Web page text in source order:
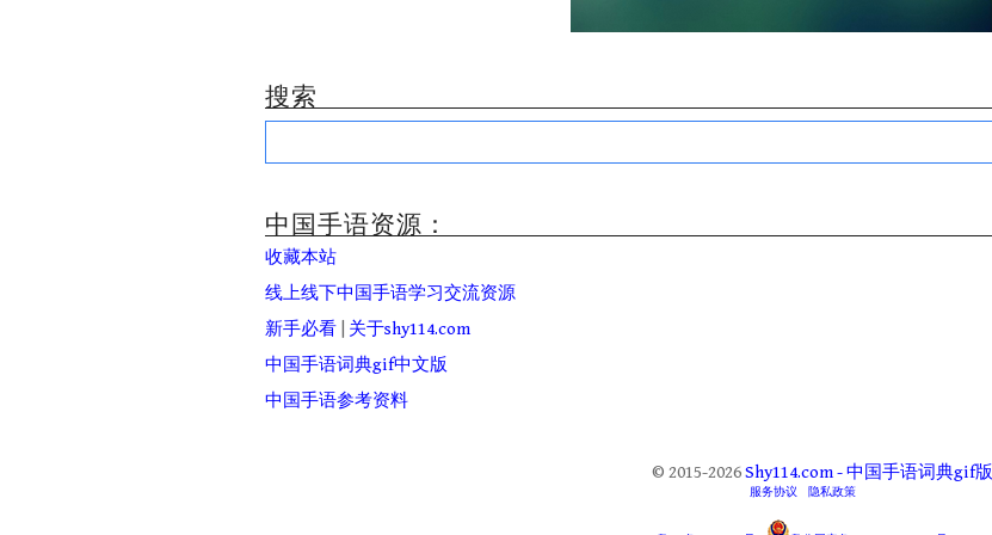
搜索
Search
中国手语资源：
收藏本站
线上线下中国手语学习交流资源
新手必看
关于shy114.com
中国手语词典gif中文版
中国手语参考资料
© 2015-2026Shy114.com - 中国手语词典gif版
服务协议 隐私政策